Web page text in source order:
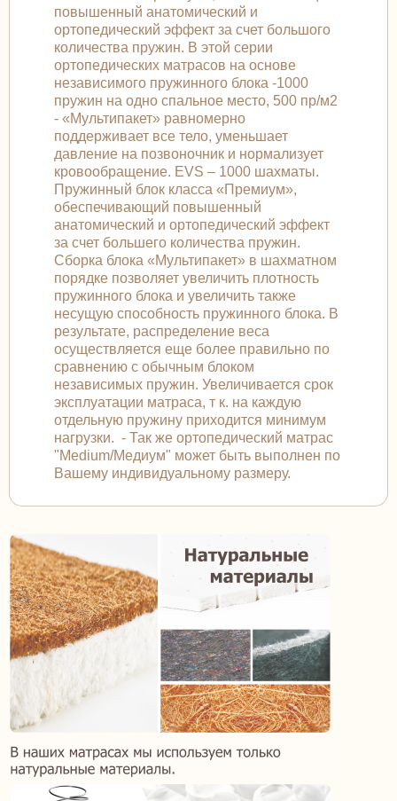
повышенный анатомический и
ортопедический эффект за счет большого
количества пружин. В этой серии
ортопедических матрасов на основе
независимого пружинного блока -1000
пружин на одно спальное место, 500 пр/м2
- «Мультипакет» равномерно
поддерживает все тело, уменьшает
давление на позвоночник и нормализует
кровообращение. EVS – 1000 шахматы.
Пружинный блок класса «Премиум»,
обеспечивающий повышенный
анатомический и ортопедический эффект
за счет большего количества пружин.
Сборка блока «Мультипакет» в шахматном
порядке позволяет увеличить плотность
пружинного блока и увеличить также
несущую способность пружинного блока. В
результате, распределение веса
осуществляется еще более правильно по
сравнению с обычным блоком
независимых пружин. Увеличивается срок
эксплуатации матраса, т к. на каждую
отдельную пружину приходится минимум
нагрузки. - Так же ортопедический матрас
"Medium/Медиум" может быть выполнен по
Вашему индивидуальному размеру.